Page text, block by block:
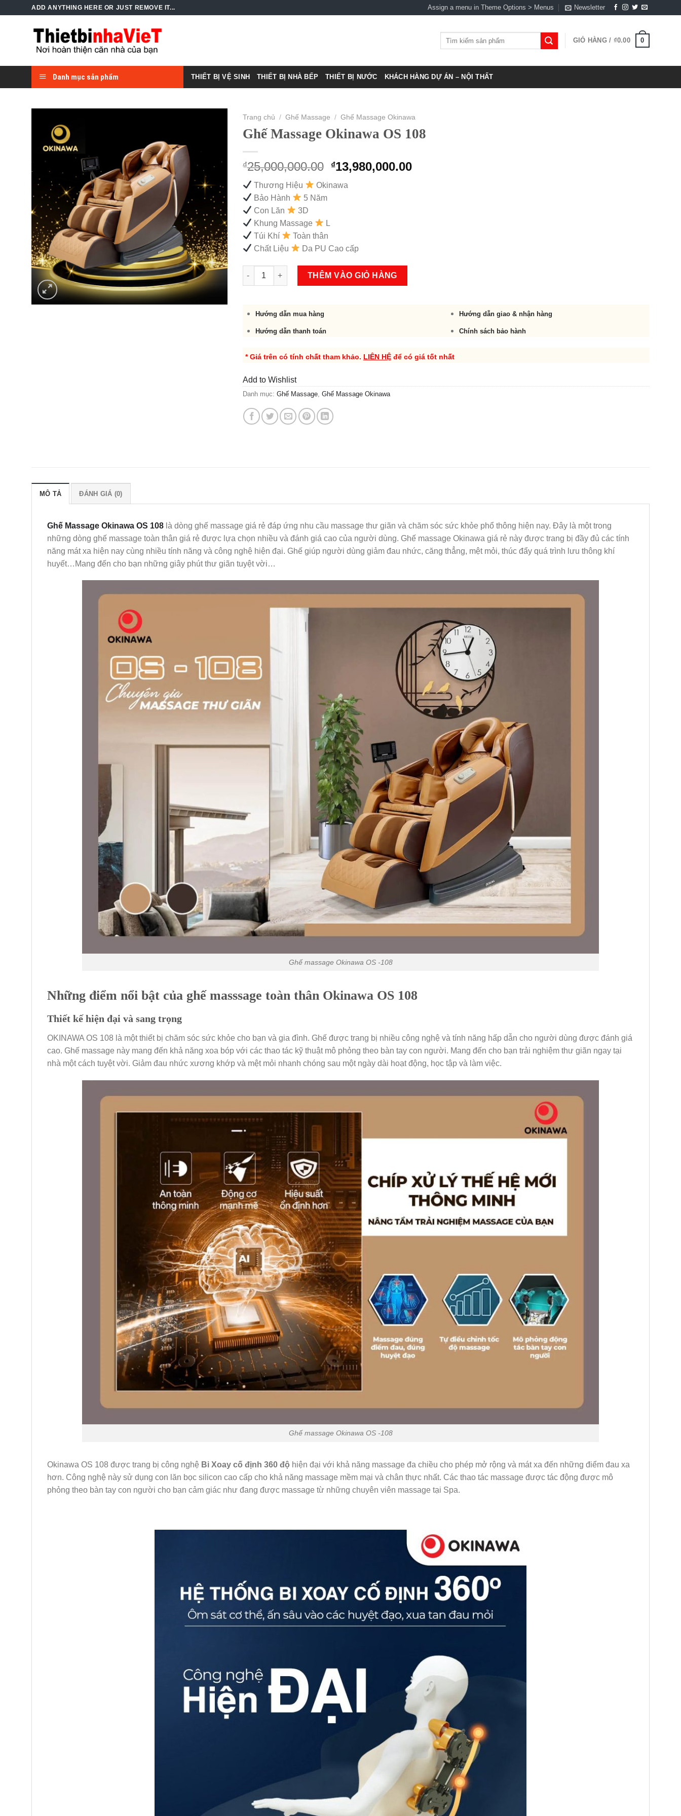
ADD ANYTHING HERE OR JUST REMOVE IT... Assign a menu in Theme Options > Menus Newsletter
GIỎ HÀNG / ₫0.00 0
Danh mục sản phẩm THIẾT BỊ VỆ SINH THIẾT BỊ NHÀ BẾP THIẾT BỊ NƯỚC KHÁCH HÀNG DỰ ÁN – NỘI THẤT
Trang chủ / Ghế Massage / Ghế Massage Okinawa
Ghế Massage Okinawa OS 108
₫25,000,000.00 Original
was:
₫13,980,000.00Current
Thương Hiệu
Okinawa
Bảo Hành
5 Năm
Con Lăn
3D
Khung Massage
L
Túi Khí
Toàn thân
Chất Liệu
Da PU Cao cấp
Ghế Massage Okinawa OS 108 số lượng
THÊM VÀO GIỎ HÀNG
Hướng dẫn mua hàng
Hướng dẫn thanh toán
Hướng dẫn giao & nhận hàng
Chính sách bảo hành
* Giá trên có tính chất tham khảo. LIÊN HỆđể có giá tốt nhất
Add to Wishlist
Danh mục: Ghế Massage, Ghế Massage Okinawa
MÔ TẢ ĐÁNH GIÁ (0)
Ghế Massage Okinawa OS 108 là dòng ghế massage giá rẻ đáp ứng nhu cầu massage thư giãn và chăm sóc sức khỏe phổ thông hiện nay. Đây là một trong
những dòng ghế massage toàn thân giá rẻ được lựa chọn nhiều và đánh giá cao của người dùng. Ghế massage Okinawa giá rẻ này được trang bị đầy đủ các tính
năng mát xa hiện nay cùng nhiều tính năng và công nghệ hiện đại. Ghế giúp người dùng giảm đau nhức, căng thẳng, mệt mỏi, thúc đẩy quá trình lưu thông khí
huyết…Mang đến cho bạn những giây phút thư giãn tuyệt vời…
Ghế massage Okinawa OS -108
Những điểm nổi bật của ghế masssage toàn thân Okinawa OS 108
Thiết kế hiện đại và sang trọng
OKINAWA OS 108 là một thiết bị chăm sóc sức khỏe cho bạn và gia đình. Ghế được trang bị nhiều công nghệ và tính năng hấp dẫn cho người dùng được đánh giá
cao. Ghế massage này mang đến khả năng xoa bóp với các thao tác kỹ thuật mô phỏng theo bàn tay con người. Mang đến cho bạn trải nghiệm thư giãn ngay tại
nhà một cách tuyệt vời. Giảm đau nhức xương khớp và mệt mỏi nhanh chóng sau một ngày dài hoạt động, học tập và làm việc.
Ghế massage Okinawa OS -108
Okinawa OS 108 được trang bị công nghệ Bi Xoay cố định 360 độ hiện đại với khả năng massage đa chiều cho phép mở rộng và mát xa đến những điểm đau xa
hơn. Công nghệ này sử dụng con lăn bọc silicon cao cấp cho khả năng massage mềm mại và chân thực nhất. Các thao tác massage được tác động được mô
phỏng theo bàn tay con người cho bạn cảm giác như đang được massage từ những chuyên viên massage tại Spa.